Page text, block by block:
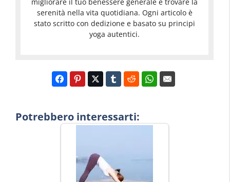
serenità nella vita quotidiana. Ogni articolo è
stato scritto con dedizione e basato su principi
yoga autentici.
Potrebbero interessarti: